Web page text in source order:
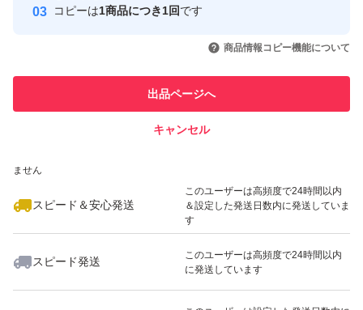
引を完了させた実績があります
での取引実績があります
ません
スピード＆安心発送
このユーザーは高頻度で24時間以内
＆設定した発送日数内に発送していま
す
スピード発送
このユーザーは高頻度で24時間以内
に発送しています
コピーは1商品につき1回です
商品情報コピー機能について
出品ページへ
キャンセル
いいね！
650